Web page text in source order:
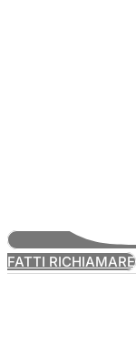
FATTI RICHIAMARE